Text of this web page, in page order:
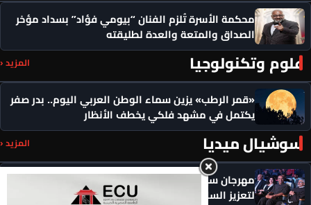
محكمة الأسرة تُلزم الفنان “بيومي فؤاد” بسداد مؤخر
الصداق والمتعة والعدة لطليقته
علوم وتكنولوجيا المزيد ‹
«قمر الرطب» يزين سماء الوطن العربي اليوم.. بدر صفر
يكتمل في مشهد فلكي يخطف الأنظار
سوشيال ميديا المزيد ‹
مهرجان سيمفوني للفنون يكرم رموزاً مؤثرة ويدعو
لتعزيز السلام